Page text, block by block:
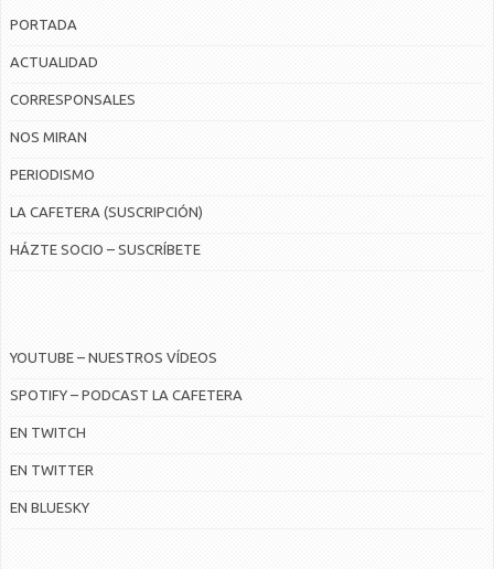
PORTADA
ACTUALIDAD
CORRESPONSALES
NOS MIRAN
PERIODISMO
LA CAFETERA (SUSCRIPCIÓN)
HÁZTE SOCIO – SUSCRÍBETE
YOUTUBE – NUESTROS VÍDEOS
SPOTIFY – PODCAST LA CAFETERA
EN TWITCH
EN TWITTER
EN BLUESKY